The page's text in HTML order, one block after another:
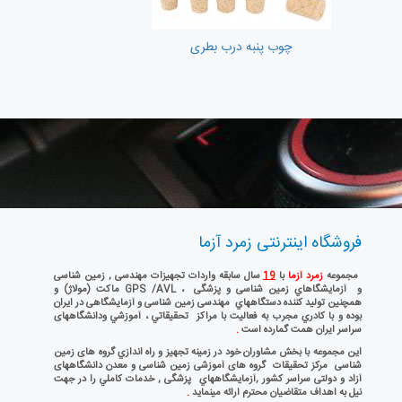
چوب پنبه درب بطری
فروشگاه اینترنتی زمرد آزما
مجموعه زمرد آزما با 19سال سابقه واردات تجهيزات مهندسی , زمین شناسی
و آزمايشگاهاي زمین شناسی و پزشگی ، GPS /AVL ماکت (مولاژ) و
همچنين توليد كننده دستگاههاي مهندسی زمین شناسی و آزمایشگاهی در ايران
بوده و با كادري مجرب به فعاليت با مراكز تحقيقاتي ، آموزشي ودانشگاههای
سراسر ایران همت گمارده است.
اين مجموعه با بخش مشاوران خود در زمينه تجهيز و راه اندازي گروه های زمین
شناسی مرکز تحقیقات گروه های آموزشی زمین شناسی و معدن دانشگاههای
آزاد و دولتی سراسر کشور ,آزمايشگاههاي پزشگی , خدمات كاملي را در جهت
نيل به اهداف متقاضيان محترم ارائه مينمايد.